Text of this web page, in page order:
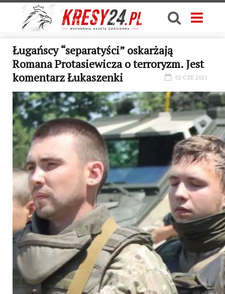
Ługańscy “separatyści” oskarżają
Romana Protasiewicza o terroryzm. Jest
komentarz Łukaszenki
02 CZE 2021